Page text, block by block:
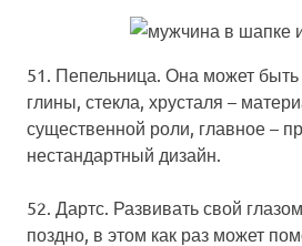
51. Пепельница. Она может быть
глины, стекла, хрусталя –
существенной роли, главное –
нестандартный дизайн.
52. Дартс. Развивать свой
поздно, в этом как раз может